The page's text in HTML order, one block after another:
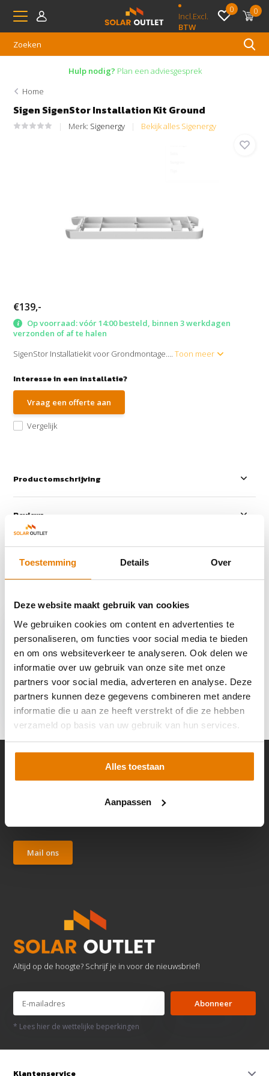
Toestemming Details Over
Deze website maakt gebruik van cookies
We gebruiken cookies om content en advertenties te
personaliseren, om functies voor social media te bieden
en om ons websiteverkeer te analyseren. Ook delen we
informatie over uw gebruik van onze site met onze
partners voor social media, adverteren en analyse. Deze
partners kunnen deze gegevens combineren met andere
informatie die u aan ze heeft verstrekt of die ze hebben
verzameld op basis van uw gebruik van hun services.
Alles toestaan
Aanpassen
Incl.Excl.
BTW
0 0
Hulp nodig? Plan een adviesgesprek
Home
Sigen SigenStor Installation Kit Ground
Merk: Sigenergy Bekijk alles Sigenergy
€139,-
Op voorraad: vóór 14:00 besteld, binnen 3 werkdagen
verzonden of af te halen
SigenStor Installatiekit voor Grondmontage....Toon meer
Interesse in een installatie?
Vraag een offerte aan
Vergelijk
Productomschrijving
Reviews
Delen
Recent bekeken
Sigen SigenStor
Installation Kit
Ground
€ 139,-
Mail ons
Altijd op de hoogte? Schrijf je in voor de nieuwsbrief!
Abonneer
* Lees hier de wettelijke beperkingen
Klantenservice